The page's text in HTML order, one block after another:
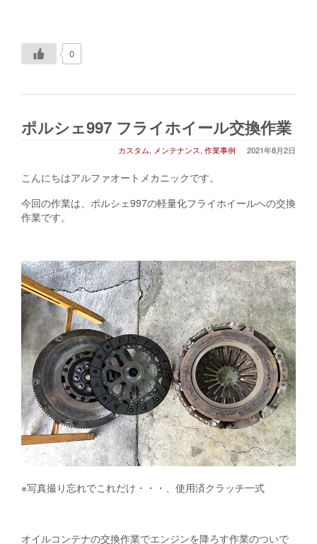
0
ポルシェ997 フライホイール交換作業
2021年8月2日
カスタム, メンテナンス, 作業事例
こんにちはアルファオートメカニックです。
今回の作業は、ポルシェ997の軽量化フライホイールへの交換
作業です。
※写真撮り忘れでこれだけ・・・、使用済クラッチ一式
オイルコンテナの交換作業でエンジンを降ろす作業のついで